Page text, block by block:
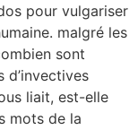
pour vulgariser
malgré les
sont
d’invectives
liait, est-elle
mots de la